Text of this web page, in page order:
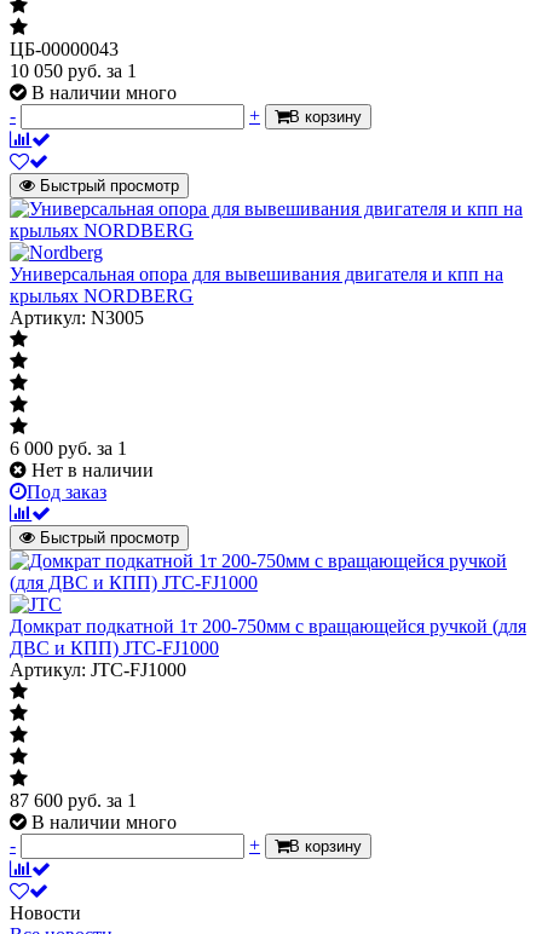
ЦБ-00000043
10 050 руб. за 1
В наличии много
-
+ В корзину
Быстрый просмотр
Универсальная опора для вывешивания двигателя и кпп на
крыльях NORDBERG
Артикул: N3005
6 000 руб. за 1
Нет в наличии
Под заказ
Быстрый просмотр
Домкрат подкатной 1т 200-750мм с вращающейся ручкой (для
ДВС и КПП) JTC-FJ1000
Артикул: JTC-FJ1000
87 600 руб. за 1
В наличии много
-
+ В корзину
Новости